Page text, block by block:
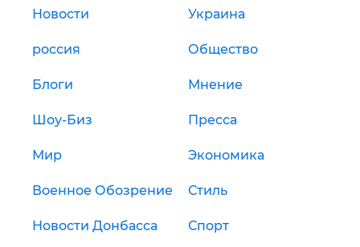
Новости Украина
россия Общество
Блоги Мнение
Шоу-Биз Пресса
Мир Экономика
Военное Обозрение Стиль
Новости Донбасса Спорт